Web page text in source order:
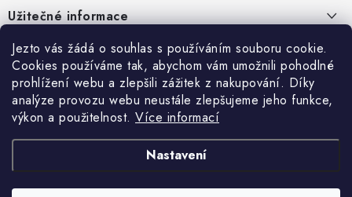
Jezto vás žádá o souhlas s používáním souboru cookie.
Cookies používáme tak, abychom vám umožnili pohodlné
prohlížení webu a zlepšili zážitek z nakupování. Díky
analýze provozu webu neustále zlepšujeme jeho funkce,
výkon a použitelnost. Více informací
Nastavení
pUžitečné informace
O nás
Náš příběh
Firemní dárky
Kariéra
Zákaznický servis
Obchodní podmínky
Ochrana osobních údajů
Doprava & platba
Hodnocení obchodu
Přijímáme online platby
Facebook